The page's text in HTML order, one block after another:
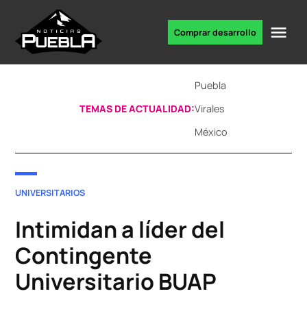
content
Comprar desarrollo
TEMAS DE ACTUALIDAD:
Puebla
Virales
México
POSTED
UNIVERSITARIOS
Intimidan a líder del
Contingente
Universitario BUAP